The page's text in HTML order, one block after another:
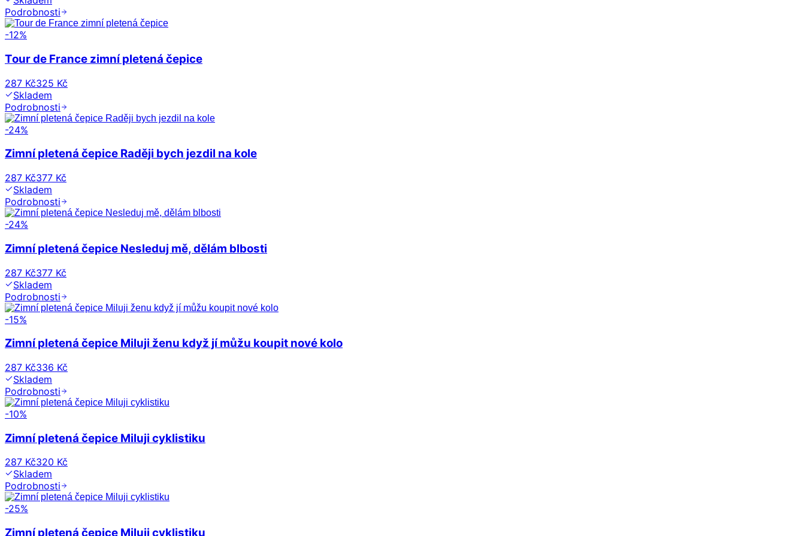
Podrobnosti
-12%
Tour de France zimní pletená čepice
287 Kč325 Kč
Skladem
Podrobnosti
-24%
Zimní pletená čepice Raději bych jezdil na kole
287 Kč377 Kč
Skladem
Podrobnosti
-24%
Zimní pletená čepice Nesleduj mě, dělám blbosti
287 Kč377 Kč
Skladem
Podrobnosti
-15%
Zimní pletená čepice Miluji ženu když jí můžu koupit nové kolo
287 Kč336 Kč
Skladem
Podrobnosti
-10%
Zimní pletená čepice Miluji cyklistiku
287 Kč320 Kč
Skladem
Podrobnosti
-25%
Zimní pletená čepice Miluji cyklistiku